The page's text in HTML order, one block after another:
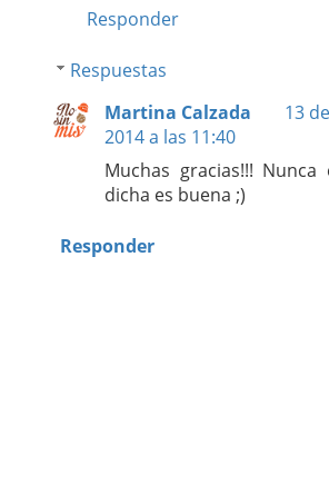
Responder
Respuestas
Martina Calzada
13
2014 a las 11:40
Muchas gracias!!!
dicha es buena ;)
Responder